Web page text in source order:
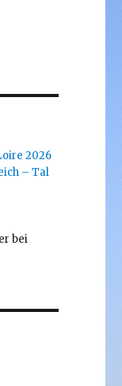
2026
– Tal
bei